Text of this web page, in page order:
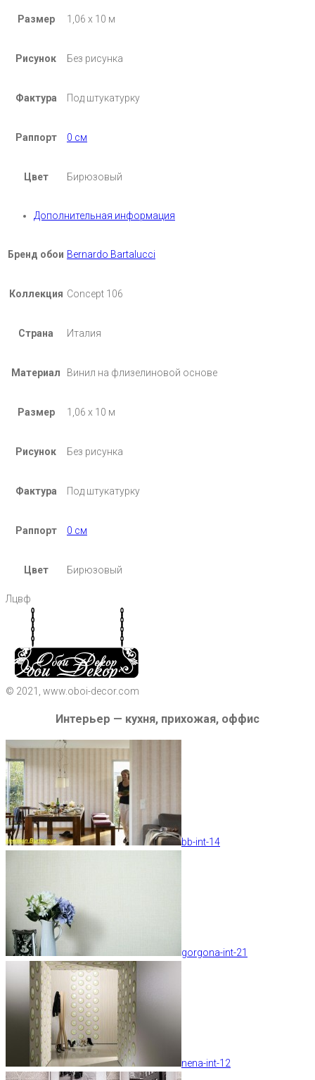
Размер 1,06 х 10 м
Рисунок Без рисунка
Фактура Под штукатурку
Раппорт 0 см
Цвет Бирюзовый
Дополнительная информация
Бренд обои Bernardo Bartalucci
Коллекция Concept 106
Страна Италия
Материал Винил на флизелиновой основе
Размер 1,06 х 10 м
Рисунок Без рисунка
Фактура Под штукатурку
Раппорт 0 см
Цвет Бирюзовый
Лцвф
© 2021, www.oboi-decor.com
Интерьер — кухня, прихожая, оффис
bb-int-14
gorgona-int-21
nena-int-12